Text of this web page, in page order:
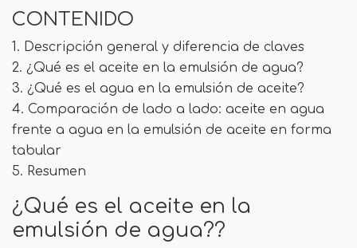
CONTENIDO
1. Descripción general y diferencia de claves
2. ¿Qué es el aceite en la emulsión de agua?
3. ¿Qué es el agua en la emulsión de aceite?
4. Comparación de lado a lado: aceite en agua
frente a agua en la emulsión de aceite en forma
tabular
5. Resumen
¿Qué es el aceite en la
emulsión de agua??